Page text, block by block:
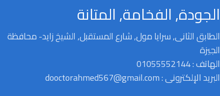
الجودة, الفخامة, المتانة
الطابق الثانى, سرايا مول, شارع المستقبل, الشيخ زايد- محافظة
الجيزة
الهاتف : 01055552144
البريد الإلكترونى : dooctorahmed567@gmail.com